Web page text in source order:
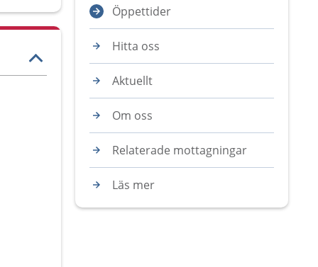
Öppettider
Hitta oss
Aktuellt
Om oss
Relaterade mottagningar
Läs mer